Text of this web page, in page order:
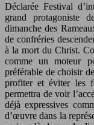
Déclarée Festival
grand protagoniste
dimanche des
de confréries
à la mort du Christ.
comme un moteur
préférable de choisir
profiter et éviter les
permettra de voir
déjà expressives
d’œuvre dans la